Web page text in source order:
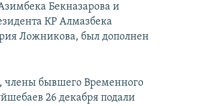
Бекназарова и
КР Алмазбека
Ложникова, был дополнен
члены бывшего Временного
26 декабря подали